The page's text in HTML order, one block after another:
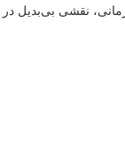
نقشی بی‌بدیل در